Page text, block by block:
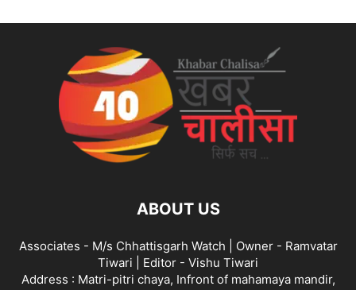
ABOUT US
Associates - M/s Chhattisgarh Watch | Owner - Ramvatar
Tiwari | Editor - Vishu Tiwari
Address : Matri-pitri chaya, Infront of mahamaya mandir,